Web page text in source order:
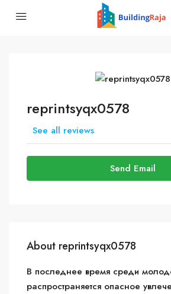
reprintsyqx0578
See all reviews
Send Email
About reprintsyqx0578
В последнее время среди
распространяется опасное